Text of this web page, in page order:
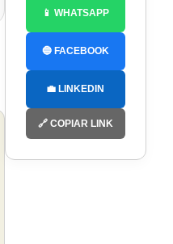
📱 WHATSAPP
🔵 FACEBOOK
💼 LINKEDIN
🔗 COPIAR LINK